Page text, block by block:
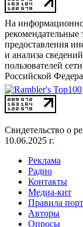
На
предоставления
и анализа
пользователей
Российской
Свидетельство о
10.06.2025 г.
Реклама
Радио
Контакты
Медиа-кит
Правила
Авторы
Опросы